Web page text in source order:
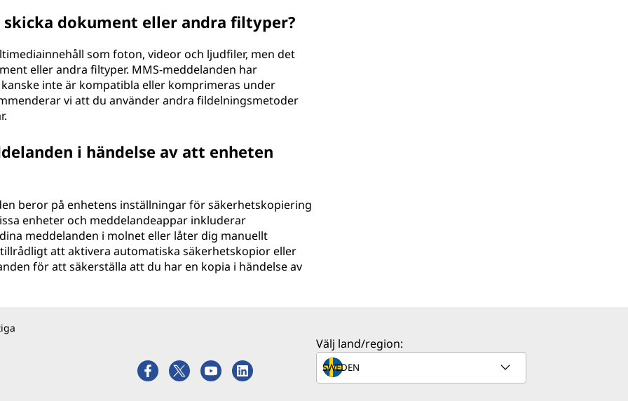
dokument eller andra filtyper?
som foton, videor och ljudfiler, men det
eller andra filtyper. MMS-meddelanden har
inte är kompatibla eller komprimeras under
vi att du använder andra fildelningsmetoder
i händelse av att enheten
beror på enhetens inställningar för säkerhetskopiering
enheter och meddelandeappar inkluderar
meddelanden i molnet eller låter dig manuellt
att aktivera automatiska säkerhetskopior eller
för att säkerställa att du har en kopia i händelse av
Välj land/region: